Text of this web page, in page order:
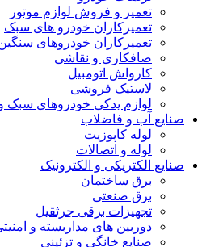
تعمیر و فروش لوازم موتور
تعمیرکاران خودرو های سبک
تعمیرکاران خودروهای
صافکاری و نقاشی
کارواش اتومبیل
لاستیک فروشی
لوازم یدکی خودروهای سبک
صنایع آب و فاضلاب
لوله کاپوزیت
لوله و اتصالات
صنایع الکتریکی و الکترونیک
برق ساختمان
برق صنعتی
تجهیزات برقی جرثقیل
دوربین های مداربسته و
صنایع خانگی و تزئینی